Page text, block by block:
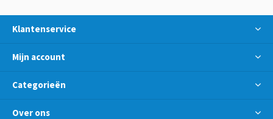
Klantenservice
Mijn account
Categorieën
Over ons